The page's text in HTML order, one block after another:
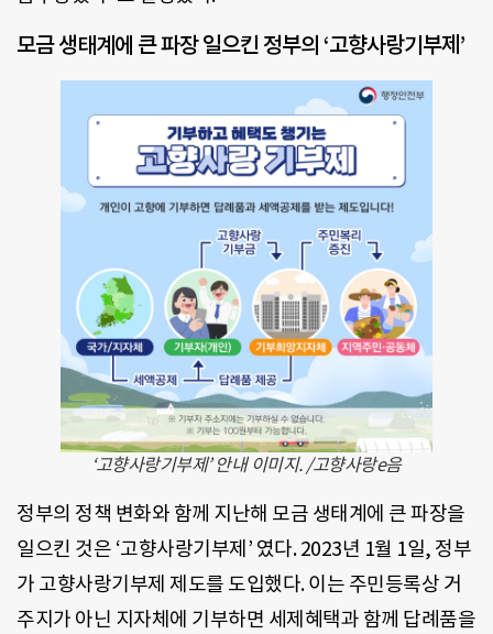
모금 생태계에 큰 파장 일으킨 정부의 ‘고향사랑기부제’
‘고향사랑기부제’ 안내 이미지. /고향사랑e음
정부의 정책 변화와 함께 지난해 모금 생태계에 큰 파장을
일으킨 것은 ‘고향사랑기부제’ 였다. 2023년 1월 1일, 정부
가 고향사랑기부제 제도를 도입했다. 이는 주민등록상 거
주지가 아닌 지자체에 기부하면 세제혜택과 함께 답례품을